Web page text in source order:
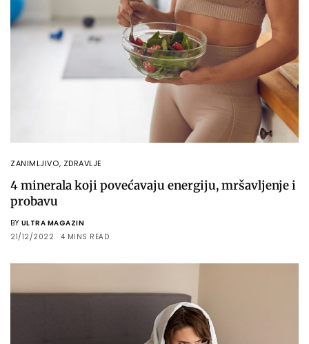
ZANIMLJIVO, ZDRAVLJE
4 minerala koji povećavaju energiju, mršavljenje i
probavu
BY ULTRA MAGAZIN
21/12/2022
4 MINS READ